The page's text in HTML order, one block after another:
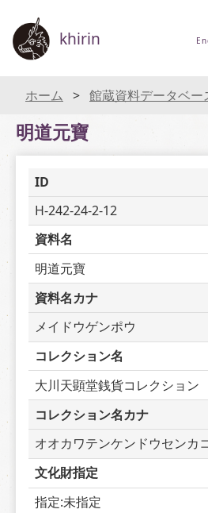
khirin
ホーム 館蔵資料データベー
明道元寶
ID
H-242-24-2-12
資料名
明道元寶
資料名カナ
メイドウゲンポウ
コレクション名
大川天顕堂銭貨コレクション
コレクション名カナ
オオカワテンケンドウセンカ
文化財指定
指定:未指定